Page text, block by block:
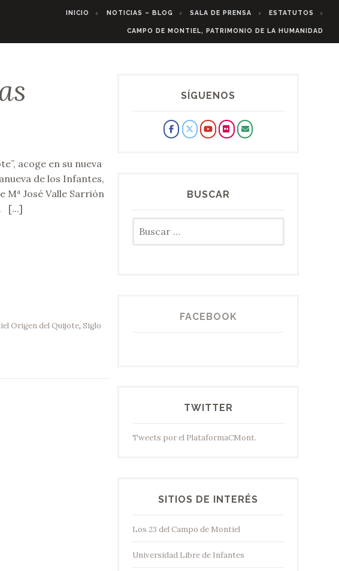
INICIO NOTICIAS – BLOG SALA DE PRENSA ESTATUTOS
CAMPO DE MONTIEL, PATRIMONIO DE LA HUMANIDAD
acoge en su nueva
de los Infantes,
José Valle Sarrión
[...]
Origen del Quijote, Siglo
SÍGUENOS
BUSCAR
FACEBOOK
TWITTER
Tweets por el PlataformaCMont.
SITIOS DE INTERÉS
Los 23 del Campo de Montiel
Universidad Libre de Infantes